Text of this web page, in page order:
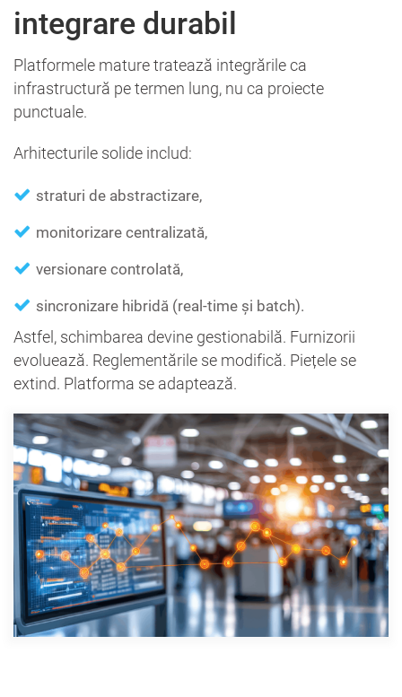
integrare durabil
Platformele mature tratează integrările ca
infrastructură pe termen lung, nu ca proiecte
punctuale.
Arhitecturile solide includ:
straturi de abstractizare,
monitorizare centralizată,
versionare controlată,
sincronizare hibridă (real-time și batch).
Astfel, schimbarea devine gestionabilă. Furnizorii
evoluează. Reglementările se modifică. Piețele se
extind. Platforma se adaptează.